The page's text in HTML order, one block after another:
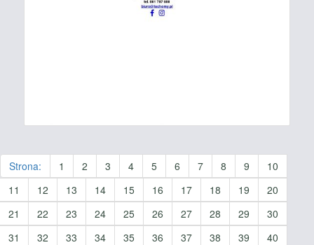
Strona: 1 2 3 4 5 6 7 8 9
10
11
12 13 14 15 16 17 18 19
20
21
22 23 24 25 26 27 28 29
30
31
32 33 34 35 36 37 38 39
40